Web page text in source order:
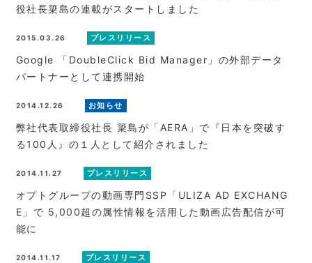
役社長簗島の連載がスタートしました
2015.03.26 プレスリリース
Google 「DoubleClick Bid Manager」の外部データ
パートナーとして連携開始
2014.12.26 お知らせ
弊社代表取締役社長 簗島が「AERA」で『日本を突破す
る100人』の１人として紹介されました
2014.11.27 プレスリリース
オプトグループの動画専門SSP「ULIZA AD EXCHANG
E」で 5,000超の属性情報を活用した動画広告配信が可
能に
2014.11.17 プレスリリース